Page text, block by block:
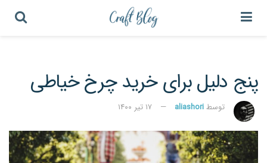
پنج دلیل برای خرید چرخ خیاطی
توسطaliashori ۱۷ تیر ۱۴۰۰